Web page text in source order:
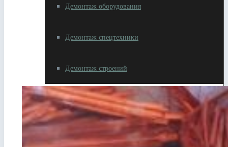
Демонтаж оборудования
Демонтаж спецтехники
Демонтаж строений
Разное
Резка металлолома